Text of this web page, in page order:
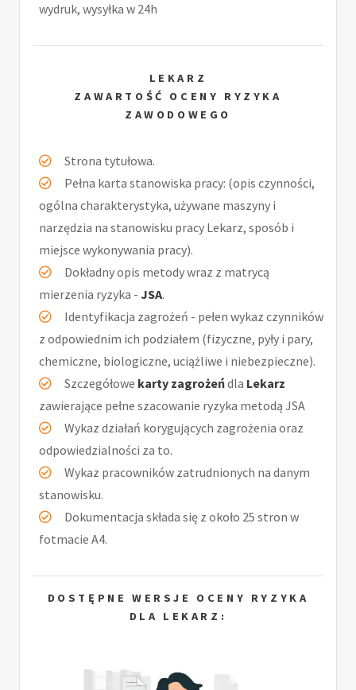
wydruk, wysyłka w 24h
LEKARZ
ZAWARTOŚĆ OCENY RYZYKA
ZAWODOWEGO
Strona tytułowa.
Pełna karta stanowiska pracy: (opis czynności,
ogólna charakterystyka, używane maszyny i
narzędzia na stanowisku pracy Lekarz, sposób i
miejsce wykonywania pracy).
Dokładny opis metody wraz z matrycą
mierzenia ryzyka - JSA.
Identyfikacja zagrożeń - pełen wykaz czynników
z odpowiednim ich podziałem (fizyczne, pyły i pary,
chemiczne, biologiczne, uciążliwe i niebezpieczne).
Szczegółowe karty zagrożeńdla Lekarz
zawierające pełne szacowanie ryzyka metodą JSA
Wykaz działań korygujących zagrożenia oraz
odpowiedzialności za to.
Wykaz pracowników zatrudnionych na danym
stanowisku.
Dokumentacja składa się z około 25 stron w
fotmacie A4.
DOSTĘPNE WERSJE OCENY RYZYKA
DLA LEKARZ: